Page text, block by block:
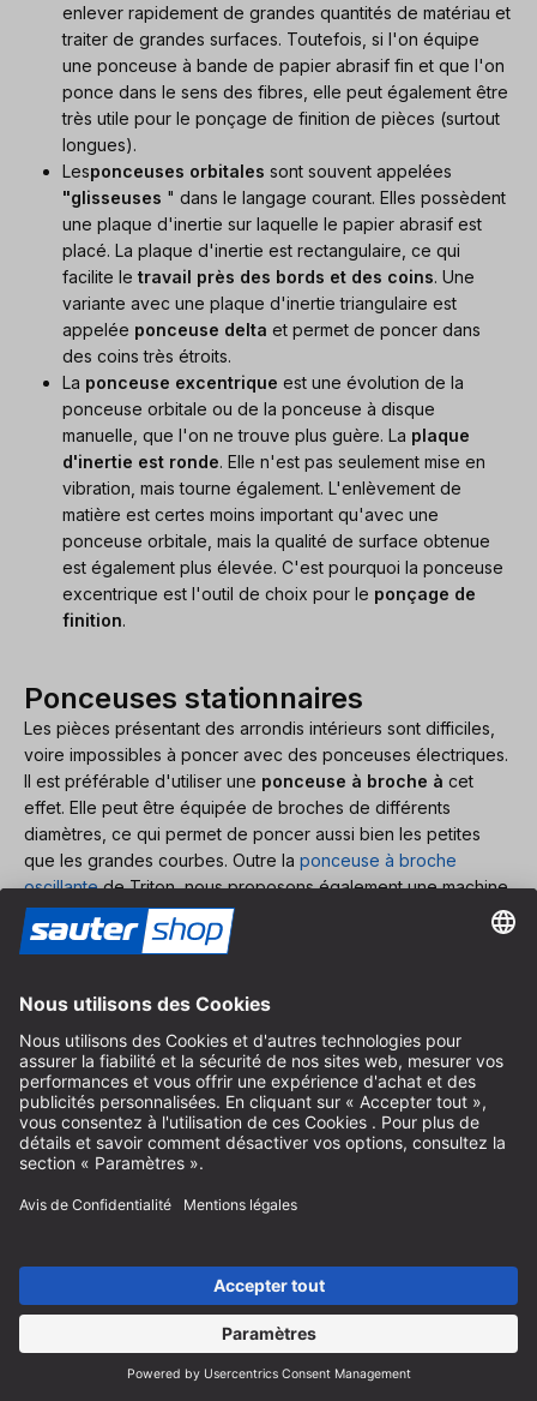
enlever rapidement de grandes quantités de matériau et
traiter de grandes surfaces. Toutefois, si l'on équipe
une ponceuse à bande de papier abrasif fin et que l'on
ponce dans le sens des fibres, elle peut également être
très utile pour le ponçage de finition de pièces (surtout
longues).
Lesponceuses orbitales sont souvent appelées
"glisseuses " dans le langage courant. Elles possèdent
une plaque d'inertie sur laquelle le papier abrasif est
placé. La plaque d'inertie est rectangulaire, ce qui
facilite le travail près des bords et des coins. Une
variante avec une plaque d'inertie triangulaire est
appelée ponceuse delta et permet de poncer dans
des coins très étroits.
La ponceuse excentrique est une évolution de la
ponceuse orbitale ou de la ponceuse à disque
manuelle, que l'on ne trouve plus guère. La plaque
d'inertie est ronde. Elle n'est pas seulement mise en
vibration, mais tourne également. L'enlèvement de
matière est certes moins important qu'avec une
ponceuse orbitale, mais la qualité de surface obtenue
est également plus élevée. C'est pourquoi la ponceuse
excentrique est l'outil de choix pour le ponçage de
finition.
Ponceuses stationnaires
Les pièces présentant des arrondis intérieurs sont difficiles,
voire impossibles à poncer avec des ponceuses électriques.
Il est préférable d'utiliser une ponceuse à broche à cet
effet. Elle peut être équipée de broches de différents
diamètres, ce qui permet de poncer aussi bien les petites
que les grandes courbes. Outre la ponceuse à broche
oscillantede Triton, nous proposons également une machine
combinée(ponceuse à broche oscillante et à bande
même fabricant, dont l'unité de ponçage à bande est
de pièces. Les menuiseries utilisent différentes ponceuses
stationnaires, mais leur achat n'est presque jamais envisagé
en raison de leur taille, de leur coût d'achat et de leur coût
d'exploitation.
Comment poncer correctement le
La procédure de base du ponçage est indépendante du fait
quelconque. Le matériau que vous souhaitez poncer ne joue
également qu'un rôle secondaire (nous y reviendrons plus
loin).
Pour le ponçage du bois, il est essentiel de choisir le bon